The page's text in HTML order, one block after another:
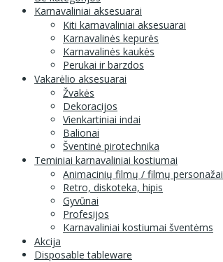
Karnavaliniai aksesuarai
Kiti karnavaliniai aksesuarai
Karnavalinės kepurės
Karnavalinės kaukės
Perukai ir barzdos
Vakarėlio aksesuarai
Žvakės
Dekoracijos
Vienkartiniai indai
Balionai
Šventinė pirotechnika
Teminiai karnavaliniai kostiumai
Animacinių filmų / filmų personažai
Retro, diskoteka, hipis
Gyvūnai
Profesijos
Karnavaliniai kostiumai šventėms
Akcija
Disposable tableware